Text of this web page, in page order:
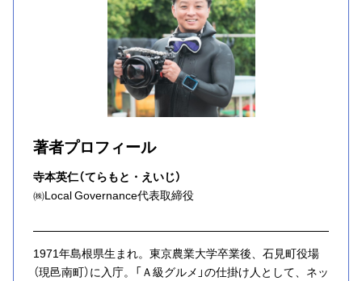
著者プロフィール
寺本英仁（てらもと・えいじ）
㈱Local Governance代表取締役
1971年島根県生まれ。東京農業大学卒業後、石見町役場
（現邑南町）に入庁。「Ａ級グルメ」の仕掛け人として、ネッ